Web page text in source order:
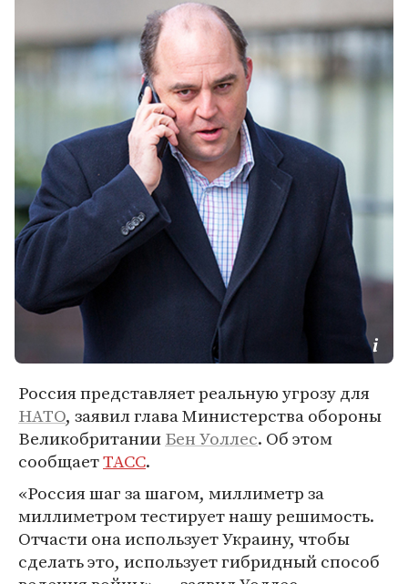
Россия представляет реальную угрозу для
НАТО, заявил глава Министерства обороны
ВеликобританииБен Уоллес. Об этом
сообщаетТАСС.
«Россия шаг за шагом, миллиметр за
миллиметром тестирует нашу решимость.
Отчасти она использует Украину, чтобы
сделать это, использует гибридный способ